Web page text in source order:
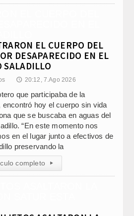
EL CUERPO DEL
DESAPARECIDO EN EL
SALADILLO
🕔 20:12, 7.Ago 2026
que participaba de la
encontró hoy el cuerpo sin vida
que se buscaba en aguas del
“En este momento nos
en el lugar junto a efectivos de
preservando la
completo ▸